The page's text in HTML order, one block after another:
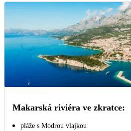
Makarská riviéra ve zkratce:
pláže s Modrou vlajkou